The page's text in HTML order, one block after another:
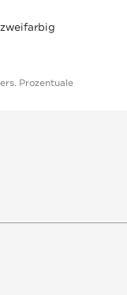
Prozentuale